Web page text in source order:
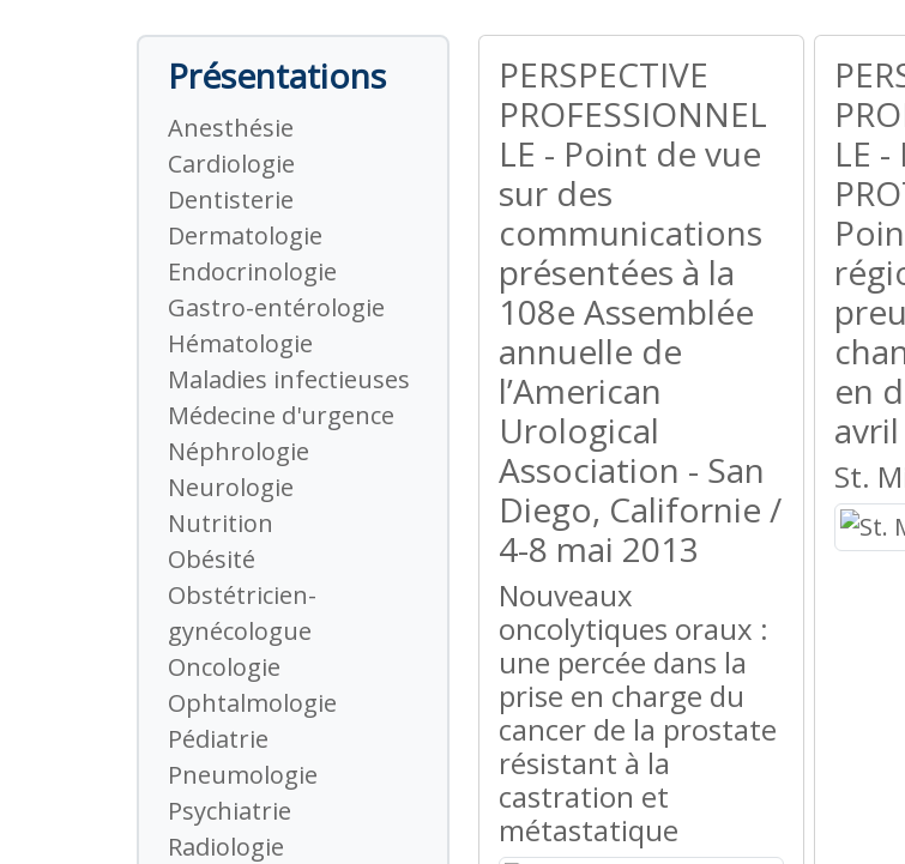
Présentations
Anesthésie
Cardiologie
Dentisterie
Dermatologie
Endocrinologie
Gastro-entérologie
Hématologie
Maladies infectieuses
Médecine d'urgence
Néphrologie
Neurologie
Nutrition
Obésité
Obstétricien-
gynécologue
Oncologie
Ophtalmologie
Pédiatrie
Pneumologie
Psychiatrie
Radiologie
PERSPECTIVE
PROFESSIONNEL
LE - Point de vue
sur des
communications
présentées à la
108e Assemblée
annuelle de
l’American
Urological
Association - San
Diego, Californie /
4-8 mai 2013
Nouveaux
oncolytiques oraux :
une percée dans la
prise en charge du
cancer de la prostate
résistant à la
castration et
métastatique
LE
en
St.